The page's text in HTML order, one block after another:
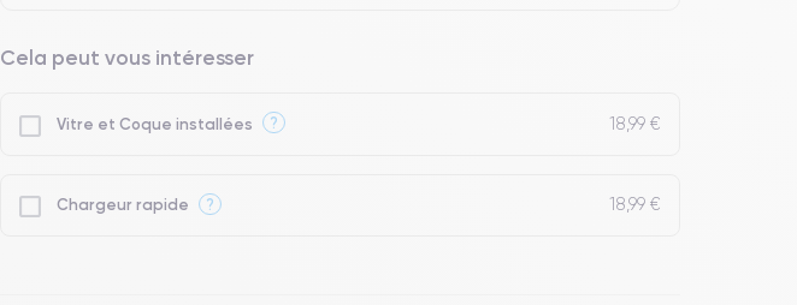
Cela peut vous intéresser
Vitre et Coque installées ? 18,99 €
Chargeur rapide ? 18,99 €